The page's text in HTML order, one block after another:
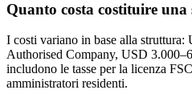
Quanto costa costituire una
I costi variano in base alla struttura:
Authorised Company, USD
includono le tasse per la licenza
amministratori residenti.